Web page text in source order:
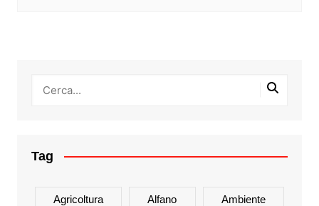
Tag
Agricoltura Alfano Ambiente